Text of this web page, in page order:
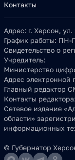
Контакты
Адрес: г. Херсон,
График работы: ПН-
Свидетельство о
Учредитель:
Министерство
Адрес электронной
Главный редактор
Контакты редактора:
Сетевое издание
области»
информационных
© Губернатор